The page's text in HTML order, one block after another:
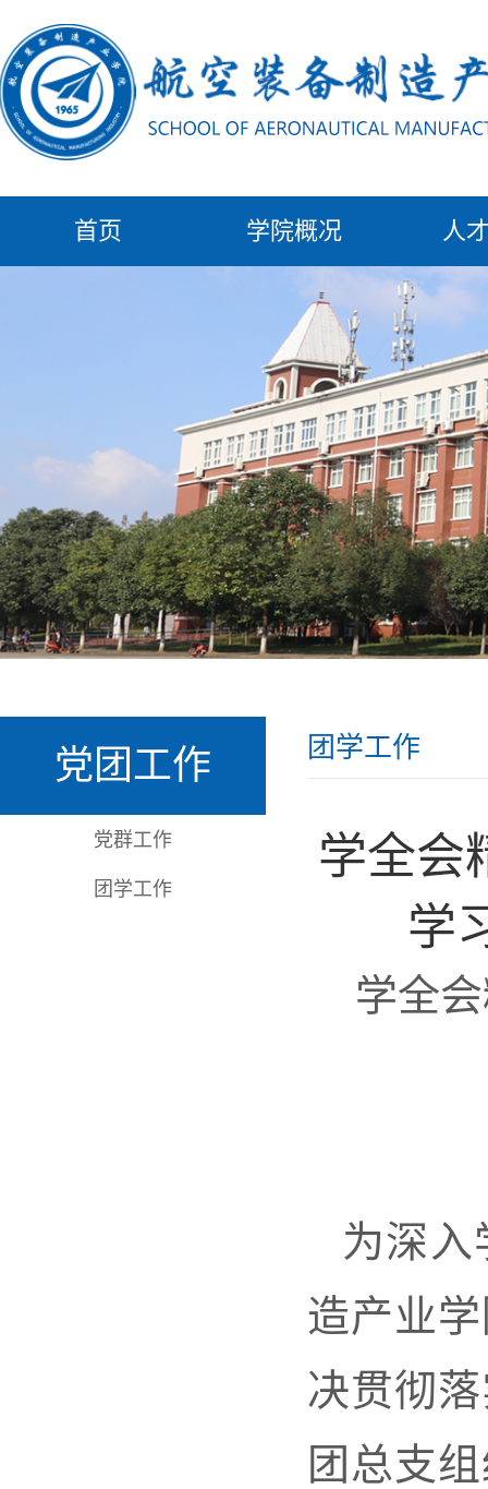
首页 学院概况 人
党团工作
党群工作
团学工作
团学工作
学全会
学
学全
为深入
造产业
决贯彻
团总支